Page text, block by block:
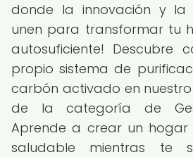
donde la innovación y la
unen para transformar tu
autosuficiente! Descubre
propio sistema de
carbón activado en
de la categoría de
Aprende a crear un hogar
saludable mientras te